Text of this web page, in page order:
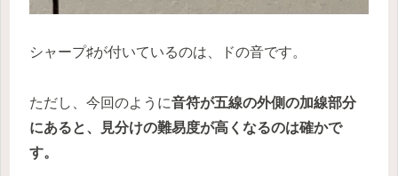
シャープ♯が付いているのは、ドの音です。
ただし、今回のように音符が五線の外側の加線部分
にあると、見分けの難易度が高くなるのは確かで
す。